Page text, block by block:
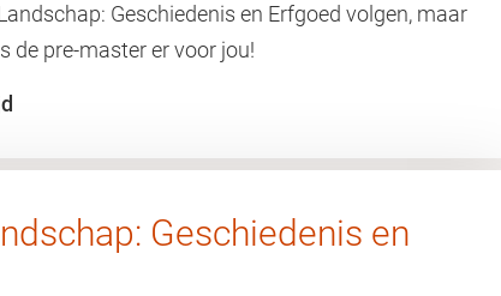
Geschiedenis en Erfgoed volgen, maar
de pre-master er voor jou!
Geschiedenis en